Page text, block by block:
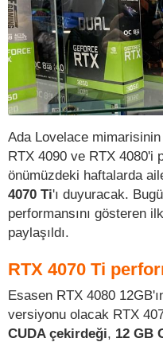
Ada Lovelace
RTX 4090 ve RTX 4080'i
önümüzdeki haftalarda
4070 Ti'ı duyuracak.
performansını gösteren
paylaşıldı.
RTX 4070 Ti
Esasen RTX 4080
versiyonu olacak RTX
CUDA çekirdeği, 12 GB